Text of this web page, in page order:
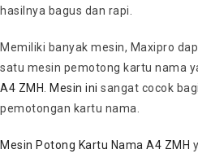
hasilnya bagus dan rapi.
Memiliki banyak mesin, Maxipro
satu mesin pemotong kartu nama
A4 ZMH Mesin ini sangat cocok
pemotongan kartu nama.
Mesin Potong Kartu Nama A4 ZMH